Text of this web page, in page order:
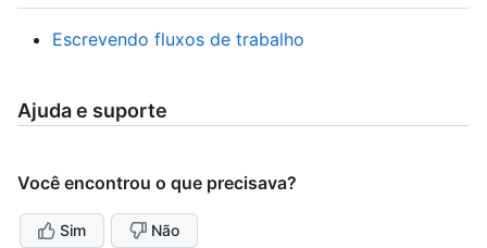
Escrevendo fluxos de trabalho
Ajuda e suporte
Você encontrou o que precisava?
Sim Não